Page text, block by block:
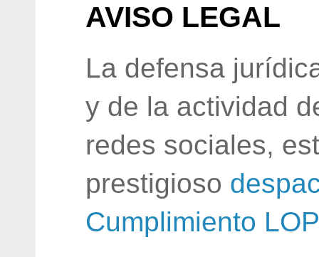
AVISO LEGAL
La defensa
y de la actividad
redes sociales,
prestigioso
Cumplimiento